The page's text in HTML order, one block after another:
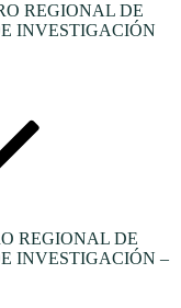
REGIONAL DE
INVESTIGACIÓN
REGIONAL DE
INVESTIGACIÓN –